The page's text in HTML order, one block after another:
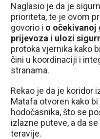
Naglasio je da je
prioriteta, te je ovom
govorio i o očekivanoj
prijevoza i ulozi
protoka vjernika kako
čini u koordinaciji i
stranama.
Rekao je da je koridor
Matafa otvoren kako
hodočasnika, što se
izlazne puteve, a da
teravije.